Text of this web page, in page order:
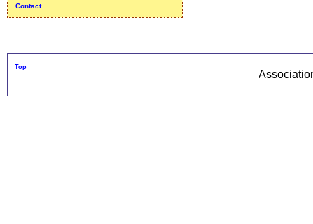
Contact
Top